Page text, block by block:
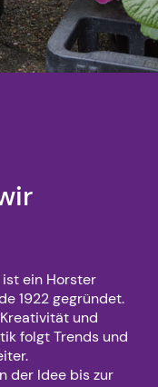
ist ein Horster
1922 gegründet.
und
folgt Trends und
der Idee bis zur